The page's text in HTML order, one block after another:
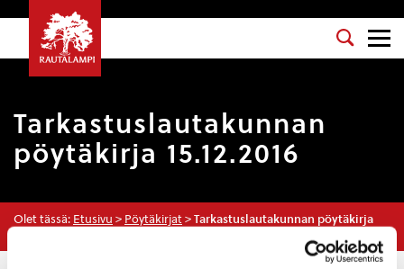
Tarkastuslautakunnan
pöytäkirja 15.12.2016
Olet tässä: Etusivu > Pöytäkirjat > Tarkastuslautakunnan pöytäkirja